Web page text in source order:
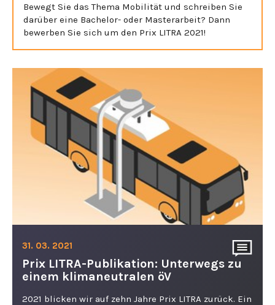
Bewegt Sie das Thema Mobilität und schreiben Sie
darüber eine Bachelor- oder Masterarbeit? Dann
bewerben Sie sich um den Prix LITRA 2021!
31. 03. 2021
Prix LITRA-Publikation: Unterwegs zu
einem klimaneutralen öV
2021 blicken wir auf zehn Jahre Prix LITRA zurück. Ein